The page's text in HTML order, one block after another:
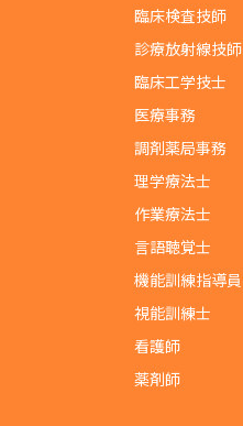
臨床検査技師
診療放射線技師
臨床工学技士
医療事務
調剤薬局事務
理学療法士
作業療法士
言語聴覚士
機能訓練指導員
視能訓練士
看護師
薬剤師